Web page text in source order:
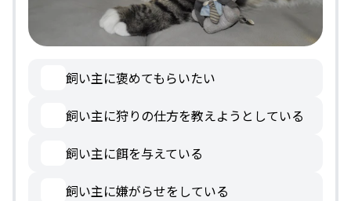
飼い主に褒めてもらいたい
飼い主に狩りの仕方を教えようとしている
飼い主に餌を与えている
飼い主に嫌がらせをしている